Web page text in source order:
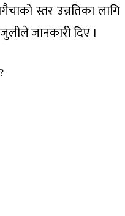
स्तर उन्नतिका लागि
जानकारी दिए ।